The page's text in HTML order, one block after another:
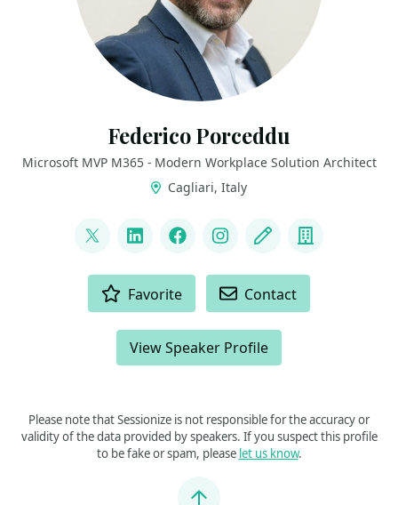
Federico Porceddu
Microsoft MVP M365 - Modern Workplace Solution Architect
Cagliari, Italy
@FedericoSPDev
LinkedInFacebookInstagram
Blog Company
Favorite Contact
View Speaker Profile
Please note that Sessionize is not responsible for the accuracy or
validity of the data provided by speakers. If you suspect this profile
to be fake or spam, please let us know.